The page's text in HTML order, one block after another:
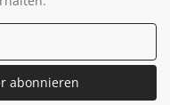
abonnieren